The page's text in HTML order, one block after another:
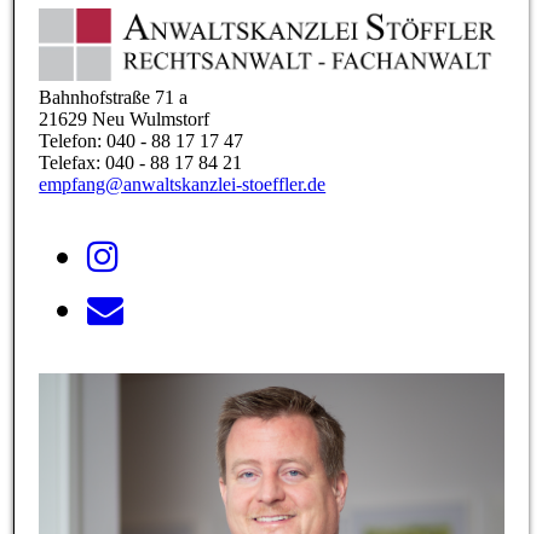
Bahnhofstraße 71 a
21629 Neu Wulmstorf
Telefon: 040 - 88 17 17 47
Telefax: 040 - 88 17 84 21
empfang@anwaltskanzlei-stoeffler.de